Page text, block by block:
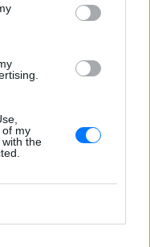
of my
the
της διακοπές στο
με ορούς
έπαθε τροφική
μοιράστηκε με τους
Instagram τις δύσκολες
τον Ιβάν Σβιτάιλο
«Θα σηκωθώ πιο